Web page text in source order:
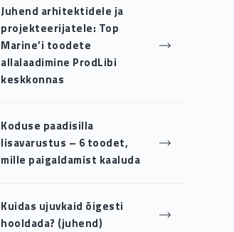
Juhend arhitektidele ja
projekteerijatele: Top
Marine’i toodete
allalaadimine ProdLibi
keskkonnas
Koduse paadisilla
lisavarustus – 6 toodet,
mille paigaldamist kaaluda
Kuidas ujuvkaid õigesti
hooldada? (juhend)